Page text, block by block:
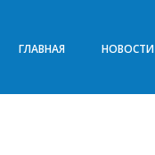
ГЛАВНАЯ НОВОСТИ